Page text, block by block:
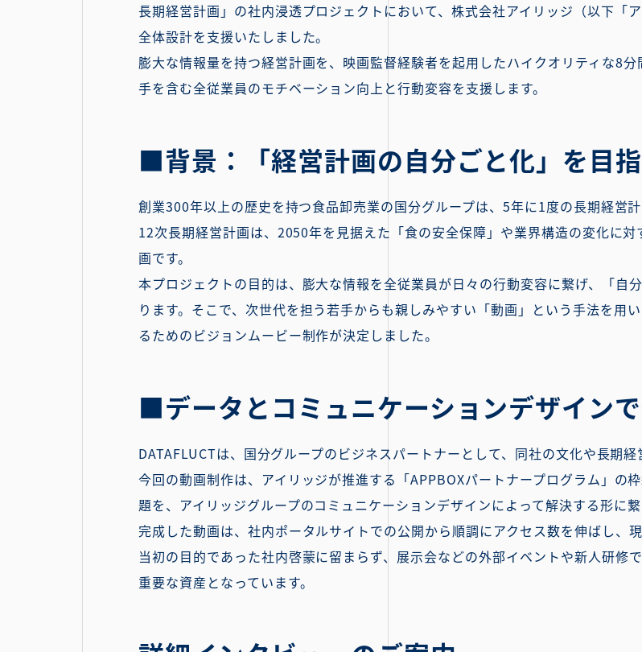
長期経営計画」の社内浸透プロジェクトにおいて、株式会社アイリッジ（以下「
全体設計を支援いたしました。
膨大な情報量を持つ経営計画を、映画監督経験者を起用したハイクオリティな8
手を含む全従業員のモチベーション向上と行動変容を支援します。
■背景：「経営計画の自分ごと化」を目
創業300年以上の歴史を持つ食品卸売業の国分グループは、5年に1度の長期経営
12次長期経営計画は、2050年を見据えた「食の安全保障」や業界構造の変化に
画です。
本プロジェクトの目的は、膨大な情報を全従業員が日々の行動変容に繋げ、「自
ります。そこで、次世代を担う若手からも親しみやすい「動画」という手法を用
るためのビジョンムービー制作が決定しました。
■データとコミュニケーションデザイン
DATAFLUCTは、国分グループのビジネスパートナーとして、同社の文化や長期
今回の動画制作は、アイリッジが推進する「APPBOXパートナープログラム」の
題を、アイリッジグループのコミュニケーションデザインによって解決する形に繋
完成した動画は、社内ポータルサイトでの公開から順調にアクセス数を伸ばし、
当初の目的であった社内啓蒙に留まらず、展示会などの外部イベントや新人研修
重要な資産となっています。